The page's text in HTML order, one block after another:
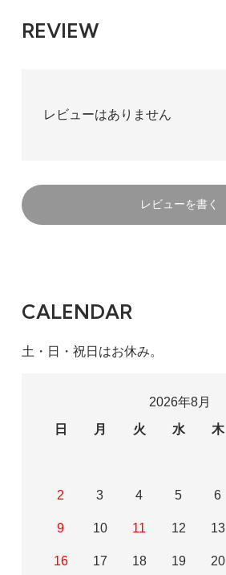
REVIEW
レビューはありません
レビューを書く
CALENDAR
土・日・祝日はお休み。
2026年8月
日
月 火 水 木
2 3 4 5 6
9 10 11 12 13
16 17 18 19 20